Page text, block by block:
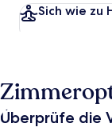
Sich wie zu
Überprüfe die